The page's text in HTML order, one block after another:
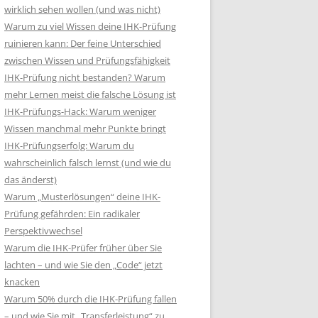
wirklich sehen wollen (und was nicht)
Warum zu viel Wissen deine IHK-Prüfung
ruinieren kann: Der feine Unterschied
zwischen Wissen und Prüfungsfähigkeit
IHK-Prüfung nicht bestanden? Warum
mehr Lernen meist die falsche Lösung ist
IHK-Prüfungs-Hack: Warum weniger
Wissen manchmal mehr Punkte bringt
IHK-Prüfungserfolg: Warum du
wahrscheinlich falsch lernst (und wie du
das änderst)
Warum „Musterlösungen“ deine IHK-
Prüfung gefährden: Ein radikaler
Perspektivwechsel
Warum die IHK-Prüfer früher über Sie
lachten – und wie Sie den „Code“ jetzt
knacken
Warum 50% durch die IHK-Prüfung fallen